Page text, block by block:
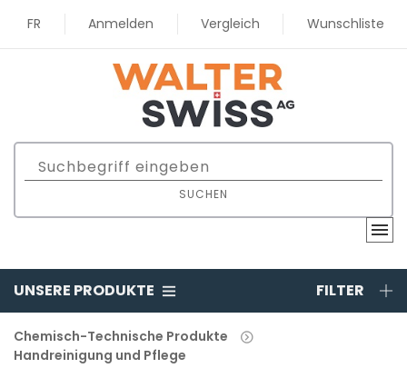
FR Anmelden Vergleich Wunschliste
SUCHEN
UNSERE PRODUKTE FILTER
Chemisch-Technische Produkte
Handreinigung und Pflege